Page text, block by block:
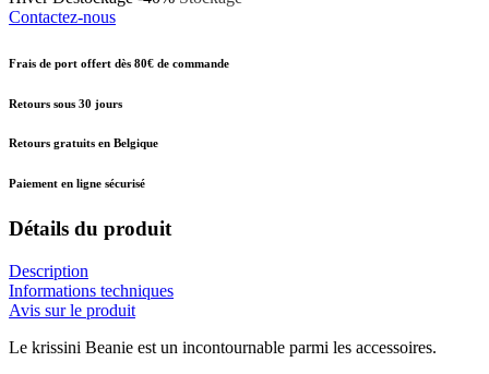
Contactez-nous
Frais de port offert dès 80€ de commande
Retours sous 30 jours
Retours gratuits en Belgique
Paiement en ligne sécurisé
Détails du produit
Description
Informations techniques
Avis sur le produit
Le krissini Beanie est un incontournable parmi les accessoires.